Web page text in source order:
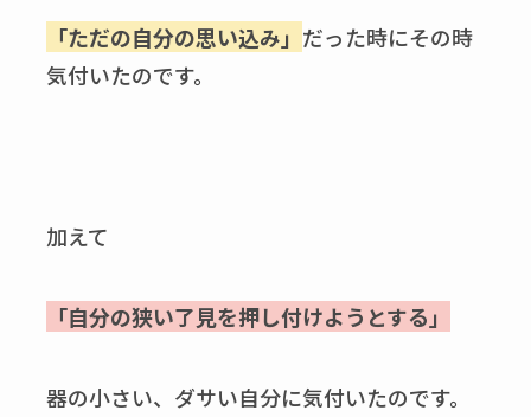
「ただの自分の思い込み」 だった時にその時
気付いたのです。
加えて
「自分の狭い了見を押し付けようとする」
器の小さい、ダサい自分に気付いたのです。